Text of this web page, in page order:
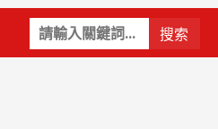
關
鍵
Primary
Menu